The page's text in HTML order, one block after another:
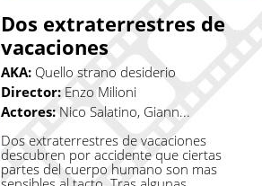
Dos extraterrestres de
vacaciones
AKA: Quello strano desiderio
Director: Enzo Milioni
Actores:Nico Salatino, Giann...
Dos extraterrestres de vacaciones
descubren por accidente que ciertas
partes del cuerpo humano son mas